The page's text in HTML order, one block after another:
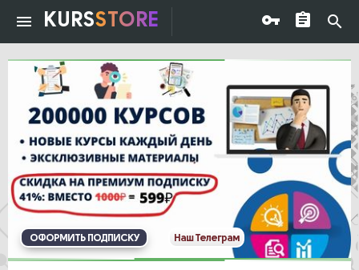
KURSSTORE
ОФОРМИТЬ ПОДПИСКУ Наш Телеграм